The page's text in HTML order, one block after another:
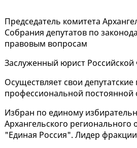
Председатель комитета
Собрания депутатов по
правовым вопросам
Заслуженный юрист
Осуществляет свои
профессиональной постоянной
Избран по единому
Архангельского регионального
"Единая Россия". Лидер